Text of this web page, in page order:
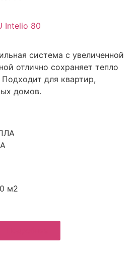
Intelio 80
система с увеличенной
отлично сохраняет тепло
для квартир,
домов.
м2